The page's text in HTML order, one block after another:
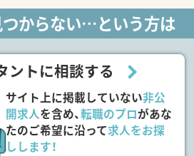
からない…という方は
ントに相談する
サイト上に掲載していない非公
開求人を含め、転職のプロがあな
たのご希望に沿って求人をお探
しします！